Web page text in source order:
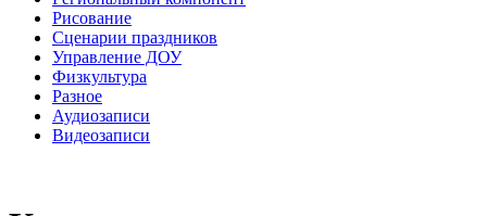
Рисование
Сценарии праздников
Управление ДОУ
Физкультура
Разное
Аудиозаписи
Видеозаписи